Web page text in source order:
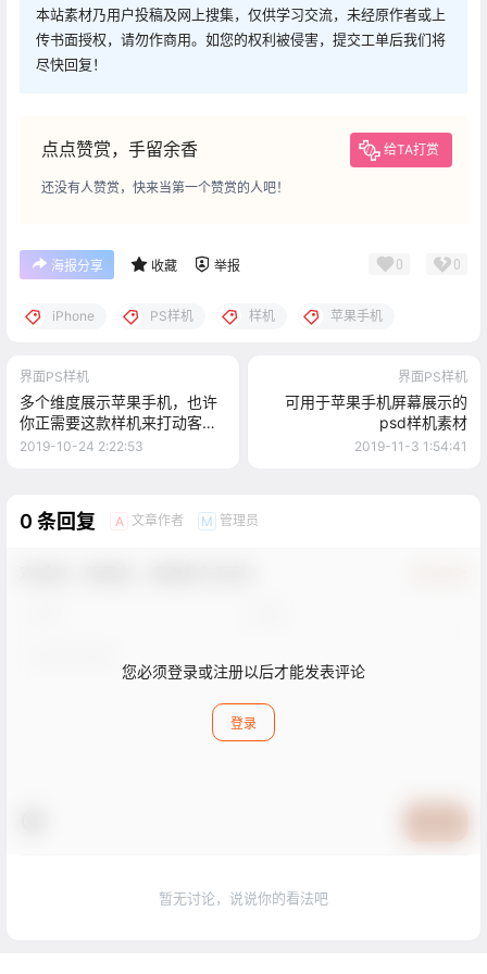
本站素材乃用户投稿及网上搜集，仅供学习交流，未经原作者或上
传书面授权，请勿作商用。如您的权利被侵害，提交工单后我们将
尽快回复！
点点赞赏，手留余香 给TA打赏
还没有人赞赏，快来当第一个赞赏的人吧！
海报分享 收藏 举报 0 0
iPhone PS样机 样机 苹果手机
界面PS样机
多个维度展示苹果手机，也许
你正需要这款样机来打动客
户，来自envato！
2019-10-24 2:22:53
界面PS样机
可用于苹果手机屏幕展示的
psd样机素材
2019-11-3 1:54:41
0 条回复 A 文章作者 M 管理员
您必须登录或注册以后才能发表评论
登录
暂无讨论，说说你的看法吧